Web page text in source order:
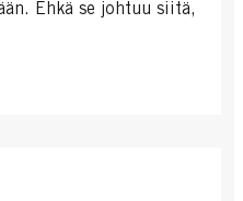
Ehkä se johtuu siitä,
hyvin?